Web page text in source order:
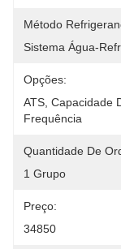
Método
Sistema Água-
Opções:
ATS, Capacidade
Frequência
Quantidade De
1 Grupo
Preço:
34850